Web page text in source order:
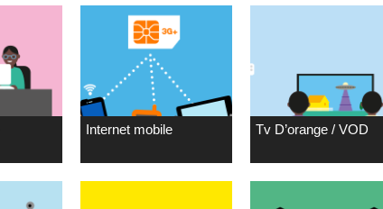
Internet mobile Tv D’orange / VOD